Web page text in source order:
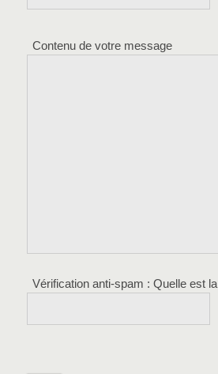
Contenu de votre message
Vérification anti-spam : Quelle est la